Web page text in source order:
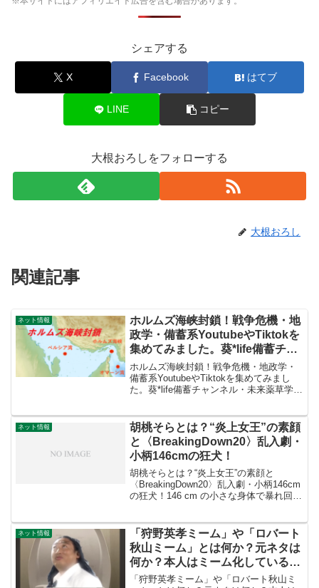
シェアする
X Facebook はてブ
LINE コピー
大根おろしをフォローする
大根おろし
関連記事
ネット情報
ホルムズ海峡封鎖！戦争危機・地
政学・備蓄系YoutubeやTiktokを
集めてみました。葵*life備蓄チャ
ンネル・未来薬草学 織田剛・こ
こみちゃんネル・ゆかちゃんね
る・備蓄ママさゆチャンネル【6
ホルムズ海峡封鎖！戦争危機・地政学・
備蓄系YoutubeやTiktokを集めてみまし
た。葵*life備蓄チャンネル・未来薬草学
を守る】(function(b,c,f...
ネット情報
胡桃そらとは？“炎上女王”の素顔
と〈BreakingDown20〉乱入劇・
小柄146cmの狂犬！
胡桃そらとは？“炎上女王”の素顔と
〈BreakingDown20〉乱入劇・小柄146cm
の狂犬！146 cm の小さな身体で暴れ回る
けに再び検...
ネット情報
「狩野英孝ミーム」や「ロバート
秋山ミーム」とは何か？元ネタは
何か？本人はミーム化しているこ
とを気が付いていない?「pink!
「狩野英孝ミーム」や「ロバート秋山ミ